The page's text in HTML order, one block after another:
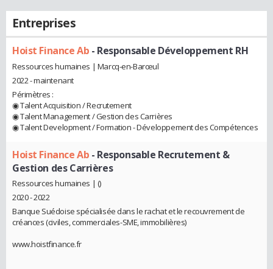
Entreprises
Hoist Finance Ab - Responsable Développement RH
Ressources humaines | Marcq-en-Barœul
2022 - maintenant
Périmètres :
◉ Talent Acquisition / Recrutement
◉ Talent Management / Gestion des Carrières
◉ Talent Development / Formation - Développement des Compétences
Hoist Finance Ab - Responsable Recrutement &
Gestion des Carrières
Ressources humaines | ()
2020 - 2022
Banque Suédoise spécialisée dans le rachat et le recouvrement de
créances (civiles, commerciales-SME, immobilières)
www.hoistfinance.fr